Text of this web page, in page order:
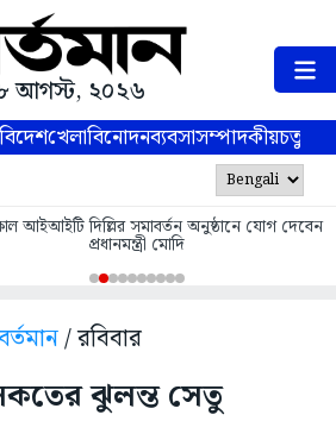
আগস্ট, ২০২৬
বিদেশখেলাবিনোদনব্যবসাসম্পাদকীয়
আইআইটি দিল্লির সমাবর্তন অনুষ্ঠানে যোগ দেবেন
প্রধানমন্ত্রী মোদি
/ রবিবার
ঝুলন্ত সেতু